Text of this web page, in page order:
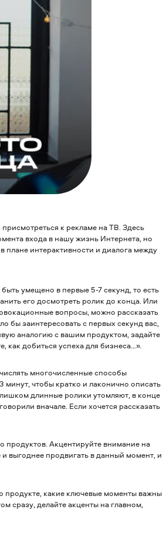
к рекламе на ТВ. Здесь
входа в нашу жизнь Интернета, но
плане интерактивности и диалога между
умещено в первые 5-7 секунд, то есть
его досмотреть ролик до конца. Или
вопросы, можно рассказать
бы заинтересовать с первых секунд вас,
аналогию с вашим продуктом, задайте
как добиться успеха для бизнеса…».
многочисленные способы
минут, чтобы кратко и лаконично описать
длинные ролики утомляют, в конце
вначале. Если хочется рассказать
продуктов. Акцентируйте внимание на
выгоднее продвигать в данный момент, и
продукте, какие ключевые моменты важны
сразу, делайте акценты на главном,